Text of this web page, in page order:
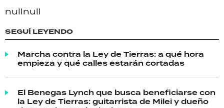
nullnull
SEGUÍ LEYENDO
Marcha contra la Ley de Tierras: a qué hora
empieza y qué calles estarán cortadas
El Benegas Lynch que busca beneficiarse con
la Ley de Tierras: guitarrista de Milei y dueño